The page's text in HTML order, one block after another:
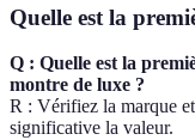
Quelle est la
Q : Quelle est la
montre de luxe ?
R : Vérifiez la marque
significative la valeur.